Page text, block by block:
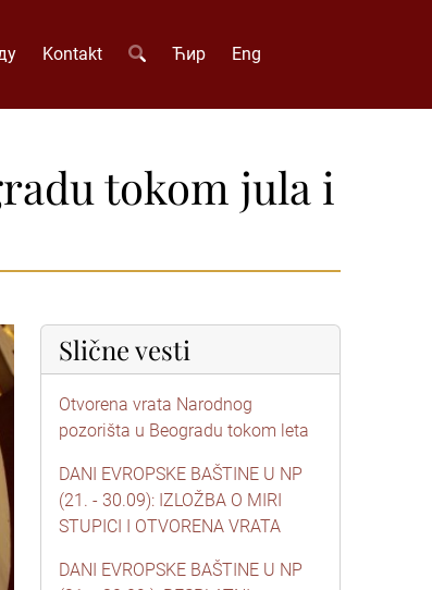
Kontakt Ћир Eng
tokom jula i
Slične vesti
Otvorena vrata Narodnog
pozorišta u Beogradu tokom leta
DANI EVROPSKE BAŠTINE U NP
(21. - 30.09): IZLOŽBA O MIRI
STUPICI I OTVORENA VRATA
DANI EVROPSKE BAŠTINE U NP